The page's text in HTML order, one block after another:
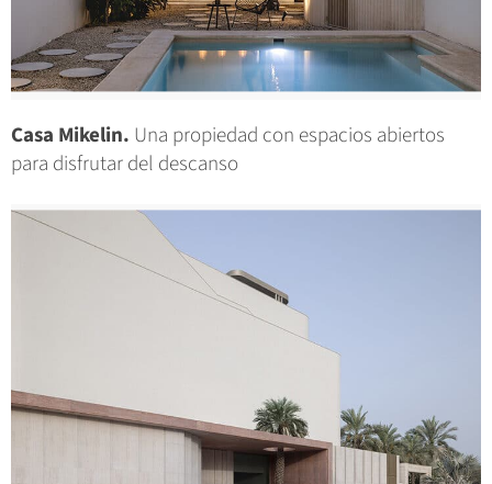
Casa Mikelin. Una propiedad con espacios abiertos
para disfrutar del descanso